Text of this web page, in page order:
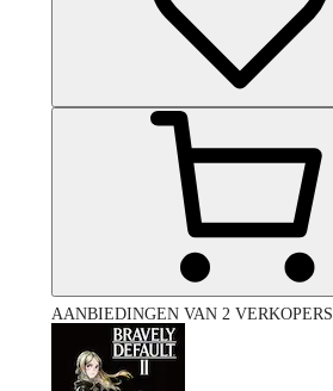
AANBIEDINGEN VAN 2 VERKOPERS